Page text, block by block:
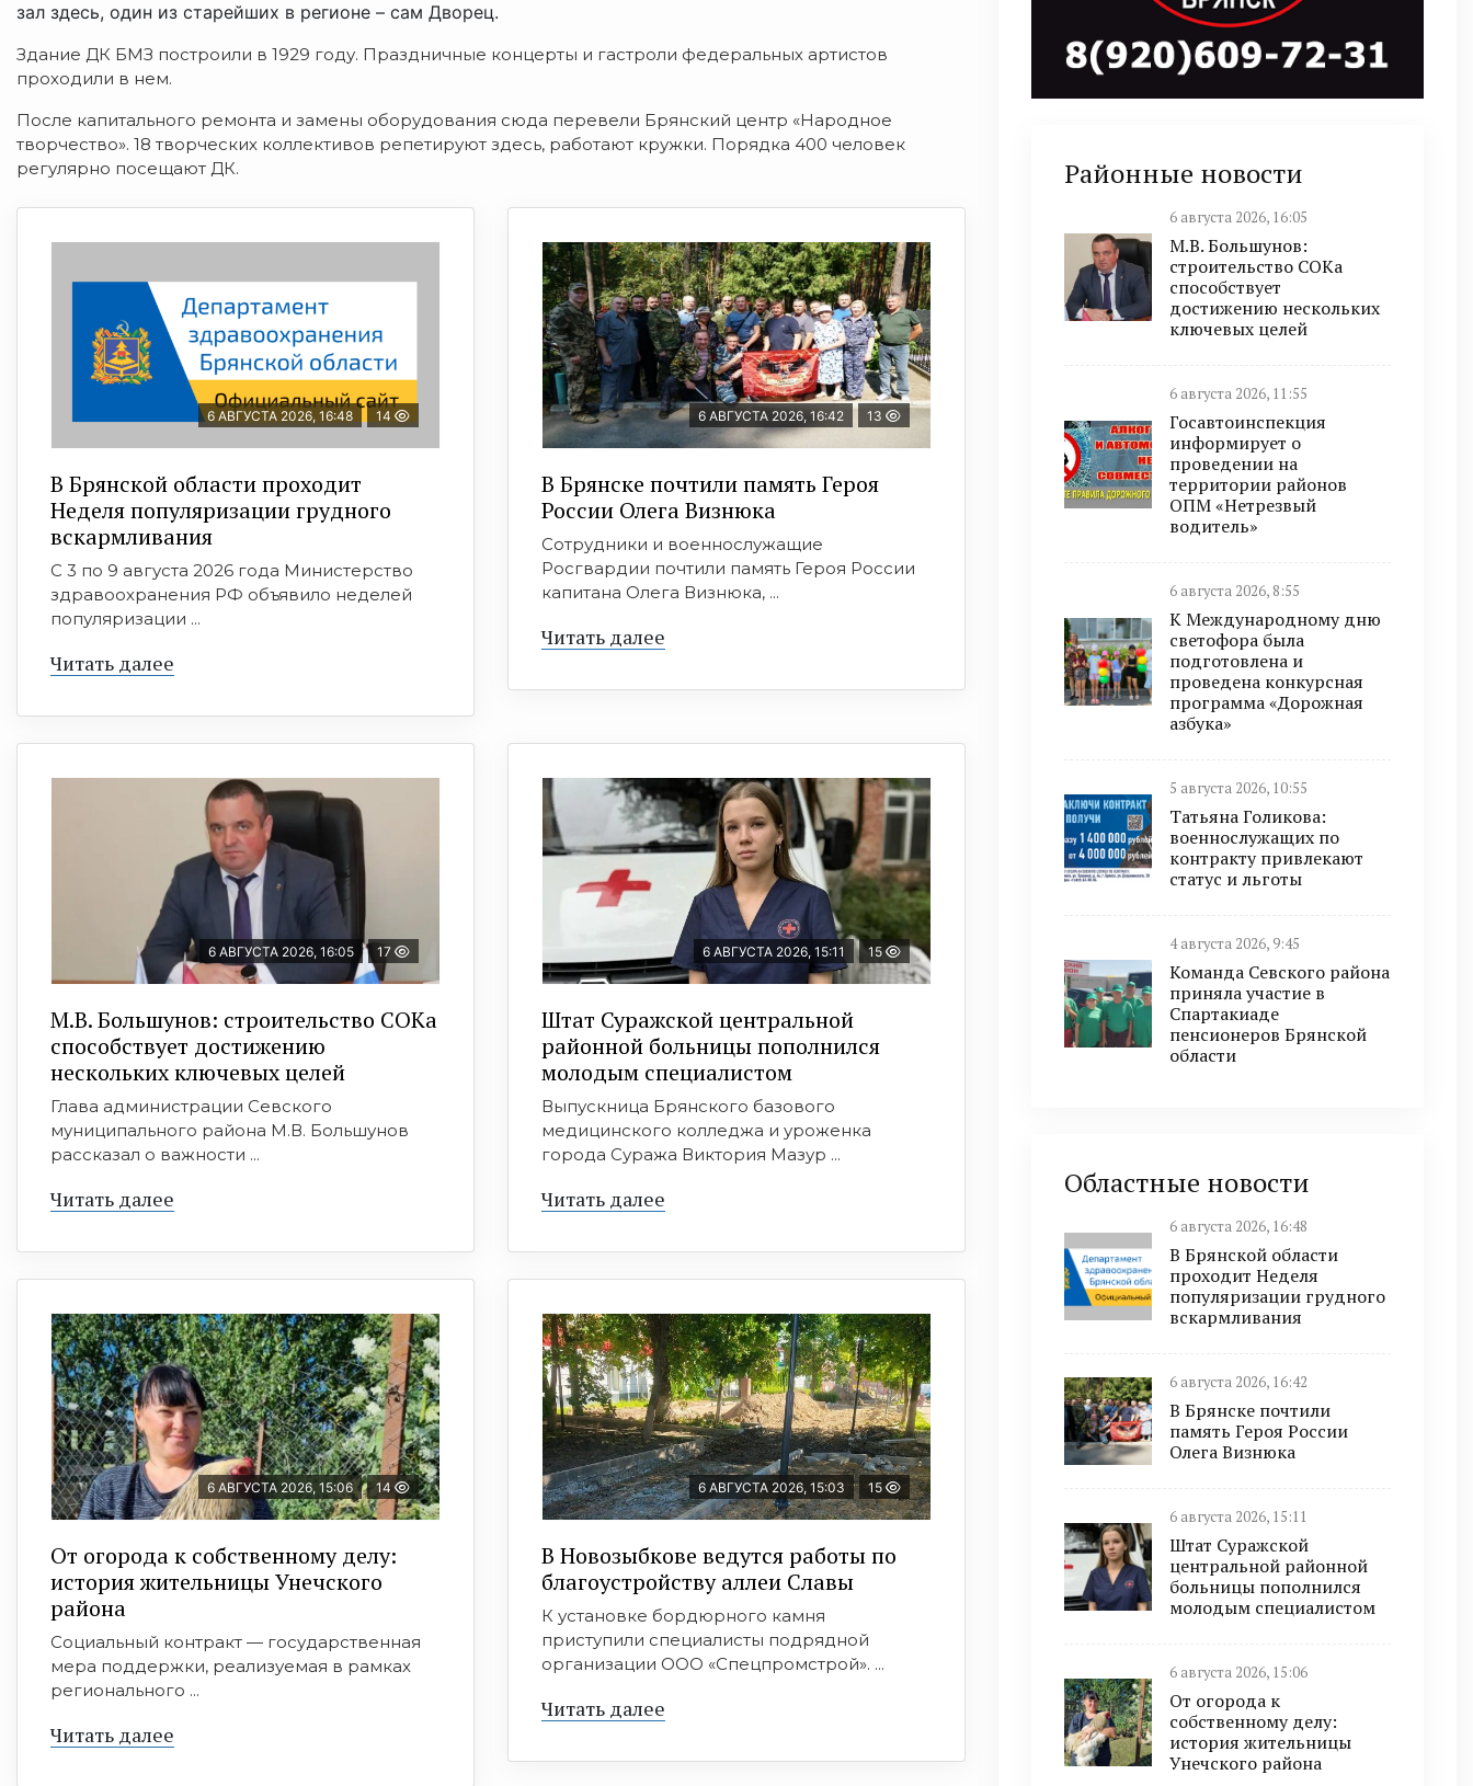
зал здесь, один из старейших в регионе – сам Дворец.
Здание ДК БМЗ построили в 1929 году. Праздничные концерты и гастроли федеральных артистов
проходили в нем.
После капитального ремонта и замены оборудования сюда перевели Брянский центр «Народное
творчество». 18 творческих коллективов репетируют здесь, работают кружки. Порядка 400 человек
регулярно посещают ДК.
6 АВГУСТА 2026, 16:48 14
В Брянской области проходит
Неделя популяризации грудного
вскармливания
С 3 по 9 августа 2026 года Министерство
здравоохранения РФ объявило неделей
популяризации ...
Читать далее
6 АВГУСТА 2026, 16:42 13
В Брянске почтили память Героя
России Олега Визнюка
Сотрудники и военнослужащие
Росгвардии почтили память Героя России
капитана Олега Визнюка, ...
Читать далее
6 АВГУСТА 2026, 16:05 17
М.В. Большунов: строительство СОКа
способствует достижению
нескольких ключевых целей
Глава администрации Севского
муниципального района М.В. Большунов
рассказал о важности ...
Читать далее
6 АВГУСТА 2026, 15:11 15
Штат Суражской центральной
районной больницы пополнился
молодым специалистом
Выпускница Брянского базового
медицинского колледжа и уроженка
города Суража Виктория Мазур ...
Читать далее
6 АВГУСТА 2026, 15:06 14
От огорода к собственному делу:
история жительницы Унечского
района
Социальный контракт — государственная
мера поддержки, реализуемая в рамках
регионального ...
Читать далее
6 АВГУСТА 2026, 15:03 15
В Новозыбкове ведутся работы по
благоустройству аллеи Славы
К установке бордюрного камня
приступили специалисты подрядной
организации ООО «Спецпромстрой». ...
Читать далее
Районные новости
6 августа 2026, 16:05
М.В. Большунов:
строительство СОКа
способствует
достижению нескольких
ключевых целей
6 августа 2026, 11:55
Госавтоинспекция
информирует о
проведении на
территории районов
ОПМ «Нетрезвый
водитель»
6 августа 2026, 8:55
К Международному дню
светофора была
подготовлена и
проведена конкурсная
программа «Дорожная
азбука»
5 августа 2026, 10:55
Татьяна Голикова:
военнослужащих по
контракту привлекают
статус и льготы
4 августа 2026, 9:45
Команда Севского района
приняла участие в
Спартакиаде
пенсионеров Брянской
области
Областные новости
6 августа 2026, 16:48
В Брянской области
проходит Неделя
популяризации грудного
вскармливания
6 августа 2026, 16:42
В Брянске почтили
память Героя России
Олега Визнюка
6 августа 2026, 15:11
Штат Суражской
центральной районной
больницы пополнился
молодым специалистом
6 августа 2026, 15:06
От огорода к
собственному делу:
история жительницы
Унечского района